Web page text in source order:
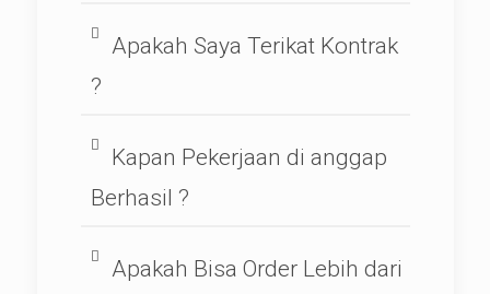
Apakah Saya Terikat Kontrak
?
Kapan Pekerjaan di anggap
Berhasil ?
Apakah Bisa Order Lebih dari